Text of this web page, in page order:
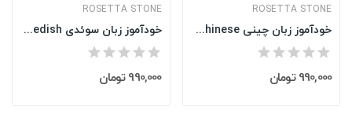
ROSETTA STONE
خودآموز زبان چینی Rosetta Stone Chinese
990,000 تومان
ROSETTA STONE
خودآموز زبان سوئدی Rosetta Stone Swedish
990,000 تومان